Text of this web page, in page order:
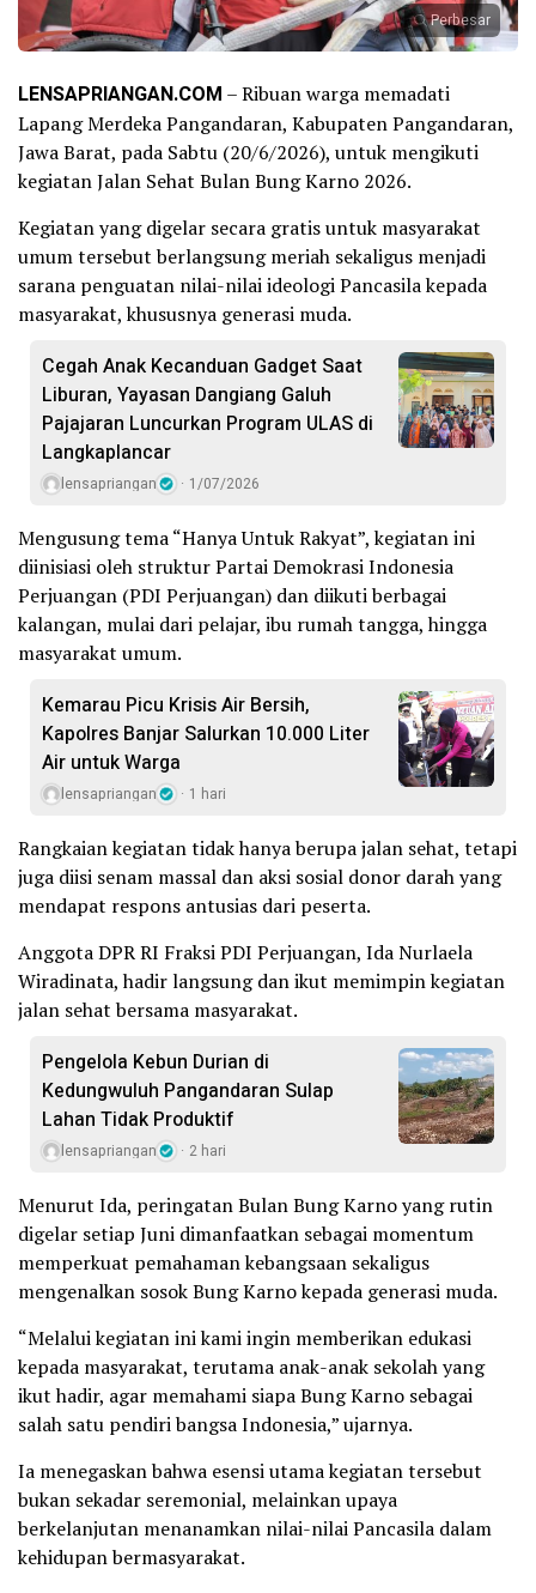
Perbesar
LENSAPRIANGAN.COM – Ribuan warga memadati
Lapang Merdeka Pangandaran, Kabupaten Pangandaran,
Jawa Barat, pada Sabtu (20/6/2026), untuk mengikuti
kegiatan Jalan Sehat Bulan Bung Karno 2026.
Kegiatan yang digelar secara gratis untuk masyarakat
umum tersebut berlangsung meriah sekaligus menjadi
sarana penguatan nilai-nilai ideologi Pancasila kepada
masyarakat, khususnya generasi muda.
Cegah Anak Kecanduan Gadget Saat
Liburan, Yayasan Dangiang Galuh
Pajajaran Luncurkan Program ULAS di
Langkaplancar
lensapriangan 1/07/2026
Mengusung tema “Hanya Untuk Rakyat”, kegiatan ini
diinisiasi oleh struktur Partai Demokrasi Indonesia
Perjuangan (PDI Perjuangan) dan diikuti berbagai
kalangan, mulai dari pelajar, ibu rumah tangga, hingga
masyarakat umum.
Kemarau Picu Krisis Air Bersih,
Kapolres Banjar Salurkan 10.000 Liter
Air untuk Warga
lensapriangan 1 hari
Rangkaian kegiatan tidak hanya berupa jalan sehat, tetapi
juga diisi senam massal dan aksi sosial donor darah yang
mendapat respons antusias dari peserta.
Anggota DPR RI Fraksi PDI Perjuangan, Ida Nurlaela
Wiradinata, hadir langsung dan ikut memimpin kegiatan
jalan sehat bersama masyarakat.
Pengelola Kebun Durian di
Kedungwuluh Pangandaran Sulap
Lahan Tidak Produktif ‎
lensapriangan 2 hari
Menurut Ida, peringatan Bulan Bung Karno yang rutin
digelar setiap Juni dimanfaatkan sebagai momentum
memperkuat pemahaman kebangsaan sekaligus
mengenalkan sosok Bung Karno kepada generasi muda.
“Melalui kegiatan ini kami ingin memberikan edukasi
kepada masyarakat, terutama anak-anak sekolah yang
ikut hadir, agar memahami siapa Bung Karno sebagai
salah satu pendiri bangsa Indonesia,” ujarnya.
Ia menegaskan bahwa esensi utama kegiatan tersebut
bukan sekadar seremonial, melainkan upaya
berkelanjutan menanamkan nilai-nilai Pancasila dalam
kehidupan bermasyarakat.